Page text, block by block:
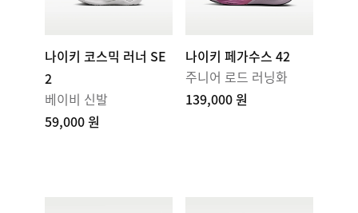
나이키 코스믹 러너 SE
2
베이비 신발
59,000 원
나이키 페가수스 42
주니어 로드 러닝화
139,000 원